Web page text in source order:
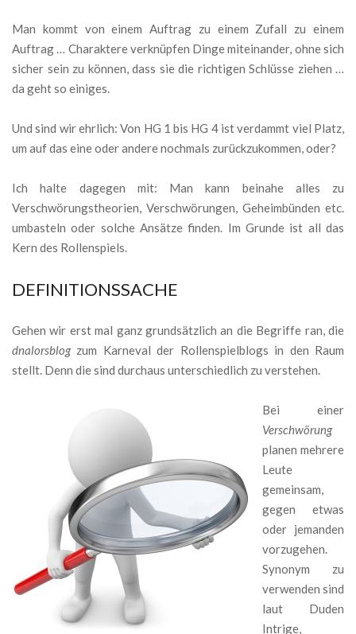
Man kommt von einem Auftrag zu einem Zufall zu einem
Auftrag … Charaktere verknüpfen Dinge miteinander, ohne sich
sicher sein zu können, dass sie die richtigen Schlüsse ziehen …
da geht so einiges.
Und sind wir ehrlich: Von HG 1 bis HG 4 ist verdammt viel Platz,
um auf das eine oder andere nochmals zurückzukommen, oder?
Ich halte dagegen mit: Man kann beinahe alles zu
Verschwörungstheorien, Verschwörungen, Geheimbünden etc.
umbasteln oder solche Ansätze finden. Im Grunde ist all das
Kern des Rollenspiels.
DEFINITIONSSACHE
Gehen wir erst mal ganz grundsätzlich an die Begriffe ran, die
dnalorsblogzum Karneval der Rollenspielblogs in den Raum
stellt. Denn die sind durchaus unterschiedlich zu verstehen.
Bei einer
Verschwörung
planen mehrere
Leute
gemeinsam,
gegen etwas
oder jemanden
vorzugehen.
Synonym zu
verwenden sind
laut Duden
Intrige,